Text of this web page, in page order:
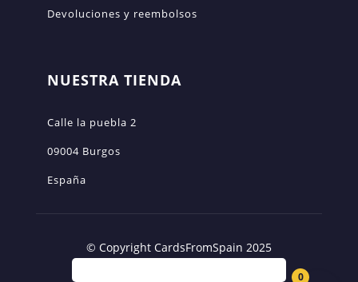
Devoluciones y reembolsos
NUESTRA TIENDA
Calle la puebla 2
09004 Burgos
España
© Copyright CardsFromSpain 2025
0